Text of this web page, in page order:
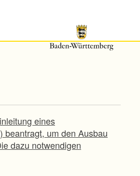
eines
beantragt, um den Ausbau
dazu notwendigen